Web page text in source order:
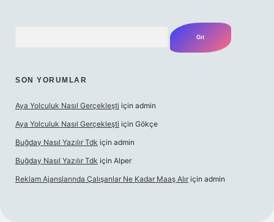
SON YORUMLAR
Aya Yolculuk Nasıl Gerçekleşti için admin
Aya Yolculuk Nasıl Gerçekleşti için Gökçe
Buğday Nasıl Yazılır Tdk için admin
Buğday Nasıl Yazılır Tdk için Alper
Reklam Ajanslarında Çalışanlar Ne Kadar Maaş Alır için admin